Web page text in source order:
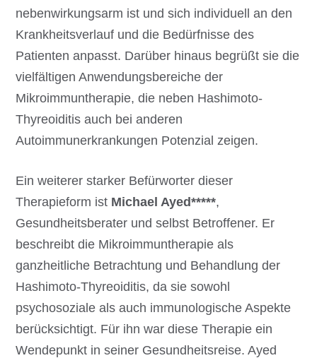
nebenwirkungsarm ist und sich individuell an den
Krankheitsverlauf und die Bedürfnisse des
Patienten anpasst. Darüber hinaus begrüßt sie die
vielfältigen Anwendungsbereiche der
Mikroimmuntherapie, die neben Hashimoto-
Thyreoiditis auch bei anderen
Autoimmunerkrankungen Potenzial zeigen.
Ein weiterer starker Befürworter dieser
Therapieform ist Michael Ayed*****,
Gesundheitsberater und selbst Betroffener. Er
beschreibt die Mikroimmuntherapie als
ganzheitliche Betrachtung und Behandlung der
Hashimoto-Thyreoiditis, da sie sowohl
psychosoziale als auch immunologische Aspekte
berücksichtigt. Für ihn war diese Therapie ein
Wendepunkt in seiner Gesundheitsreise. Ayed